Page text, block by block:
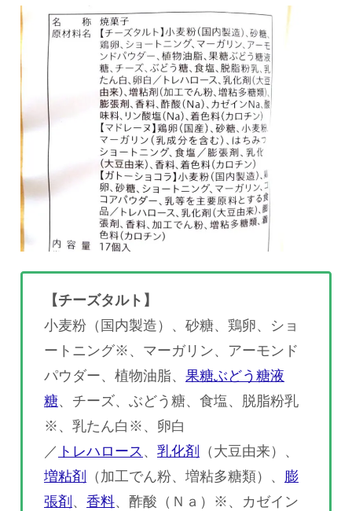
【チーズタルト】
小麦粉（国内製造）、砂糖、鶏卵、ショ
ートニング※、マーガリン、アーモンド
パウダー、植物油脂、 果糖ぶどう糖液
糖、チーズ、ぶどう糖、食塩、脱脂粉乳
※、乳たん白※、卵白
／ トレハロース 、 乳化剤
（大豆由来）、
増粘剤
（加工でん粉、増粘多糖類）、 膨
張剤 、 香料、酢酸（Ｎａ）※、カゼイン